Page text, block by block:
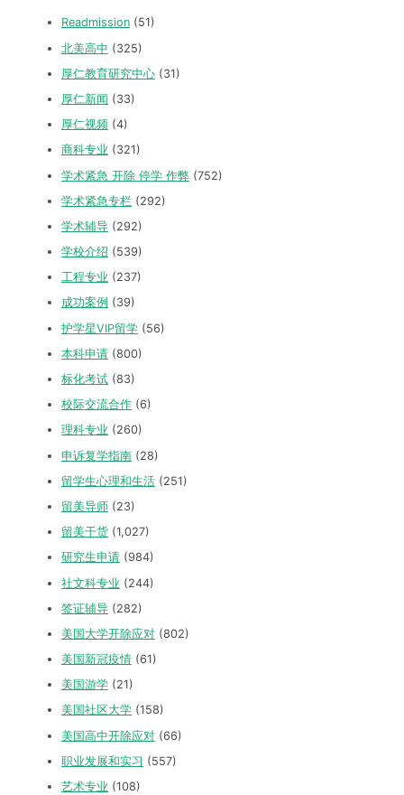
Readmission (51)
北美高中 (325)
厚仁教育研究中心 (31)
厚仁新闻 (33)
厚仁视频 (4)
商科专业 (321)
学术紧急 开除 停学 作弊 (752)
学术紧急专栏 (292)
学术辅导 (292)
学校介绍 (539)
工程专业 (237)
成功案例 (39)
护学星VIP留学 (56)
本科申请 (800)
标化考试 (83)
校际交流合作 (6)
理科专业 (260)
申诉复学指南 (28)
留学生心理和生活 (251)
留美导师 (23)
留美干货 (1,027)
研究生申请 (984)
社文科专业 (244)
签证辅导 (282)
美国大学开除应对 (802)
美国新冠疫情 (61)
美国游学 (21)
美国社区大学 (158)
美国高中开除应对 (66)
职业发展和实习 (557)
艺术专业 (108)